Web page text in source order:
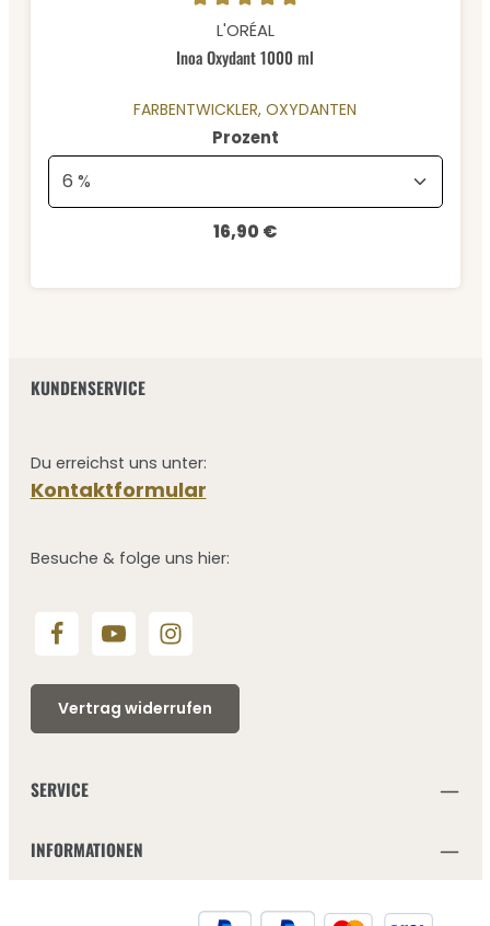
Durchschnittliche Bewertung von 5 von 5 Sternen
L'ORÉAL
Inoa Oxydant 1000 ml
FARBENTWICKLER, OXYDANTEN
Prozentauswählen
Regulärer Preis:
16,90 €
KUNDENSERVICE
Du erreichst uns unter:
Kontaktformular
Besuche & folge uns hier:
Vertrag widerrufen
SERVICE
INFORMATIONEN